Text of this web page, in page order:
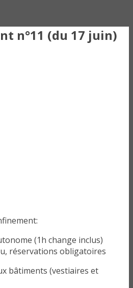
n°11 (du 17 juin)
(1h change inclus)
réservations obligatoires
bâtiments (vestiaires et